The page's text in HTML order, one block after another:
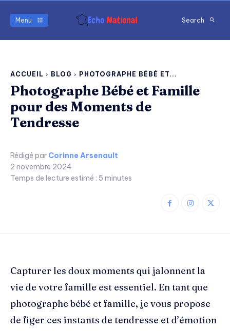
Menu Search
ACCUEIL BLOG PHOTOGRAPHE BÉBÉ ET...
Photographe Bébé et Famille
pour des Moments de
Tendresse
Rédigé par Corinne Arsenault
2 novembre 2024
Temps de lecture estimé : 5 minutes
Capturer les doux moments qui jalonnent la
vie de votre famille est essentiel. En tant que
photographe bébé et famille, je vous propose
de figer ces instants de tendresse et d’émotion